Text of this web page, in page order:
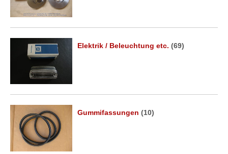
Elektrik / Beleuchtung etc.(69)
Gummifassungen(10)